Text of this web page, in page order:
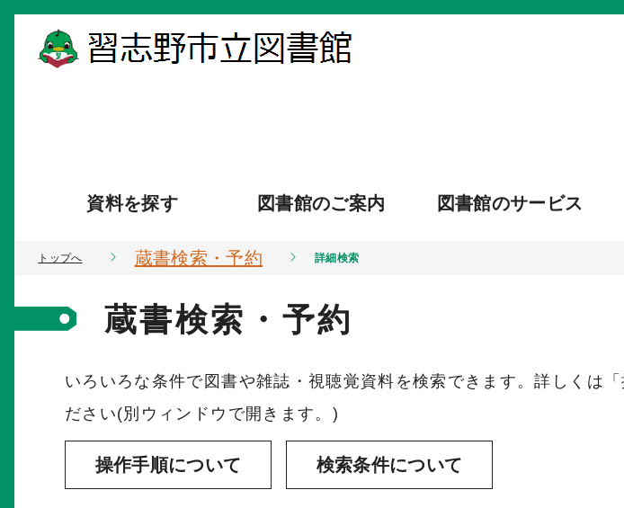
資料を探す 図書館のご案内 図書館のサービス
トップへ 蔵書検索・予約 詳細検索
蔵書検索・予約
いろいろな条件で図書や雑誌・視聴覚資料を検索できます。詳しくは
ださい(別ウィンドウで開きます。)
操作手順について 検索条件について